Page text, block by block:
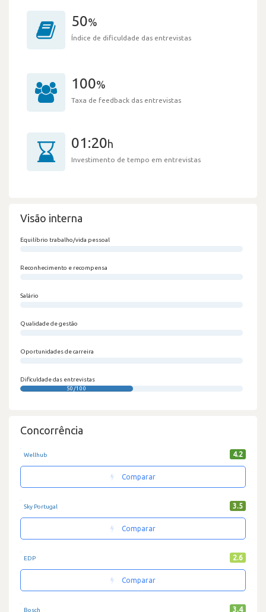
50%
Índice de dificuldade das entrevistas
100%
Taxa de feedback das entrevistas
01:20h
Investimento de tempo em entrevistas
Visão interna
Equilíbrio trabalho/vida pessoal
Reconhecimento e recompensa
Salário
Qualidade de gestão
Oportunidades de carreira
Dificuldade das entrevistas
50/100
Concorrência
Wellhub 4.2
Comparar
Sky Portugal 3.5
Comparar
EDP 2.6
Comparar
Bosch 3.4